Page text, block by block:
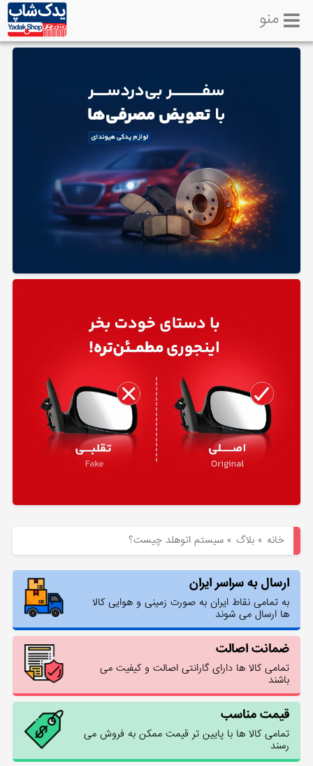
لوازم
منو
خانه »بلاگ »سیستم اتوهلد چیست؟
ارسال به سراسر ایران
به تمامی نقاط ایران به صورت زمینی و هوایی کالا
ها ارسال می شوند
ضمانت اصالت
تمامی کالا ها دارای گارانتی اصالت و کیفیت می
باشند
قیمت مناسب
تمامی کالا ها با پایین تر قیمت ممکن به فروش می
رسند